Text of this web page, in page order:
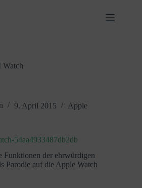
Watch
9. April 2015 Apple
Funktionen der ehrwürdigen
Parodie auf die Apple Watch